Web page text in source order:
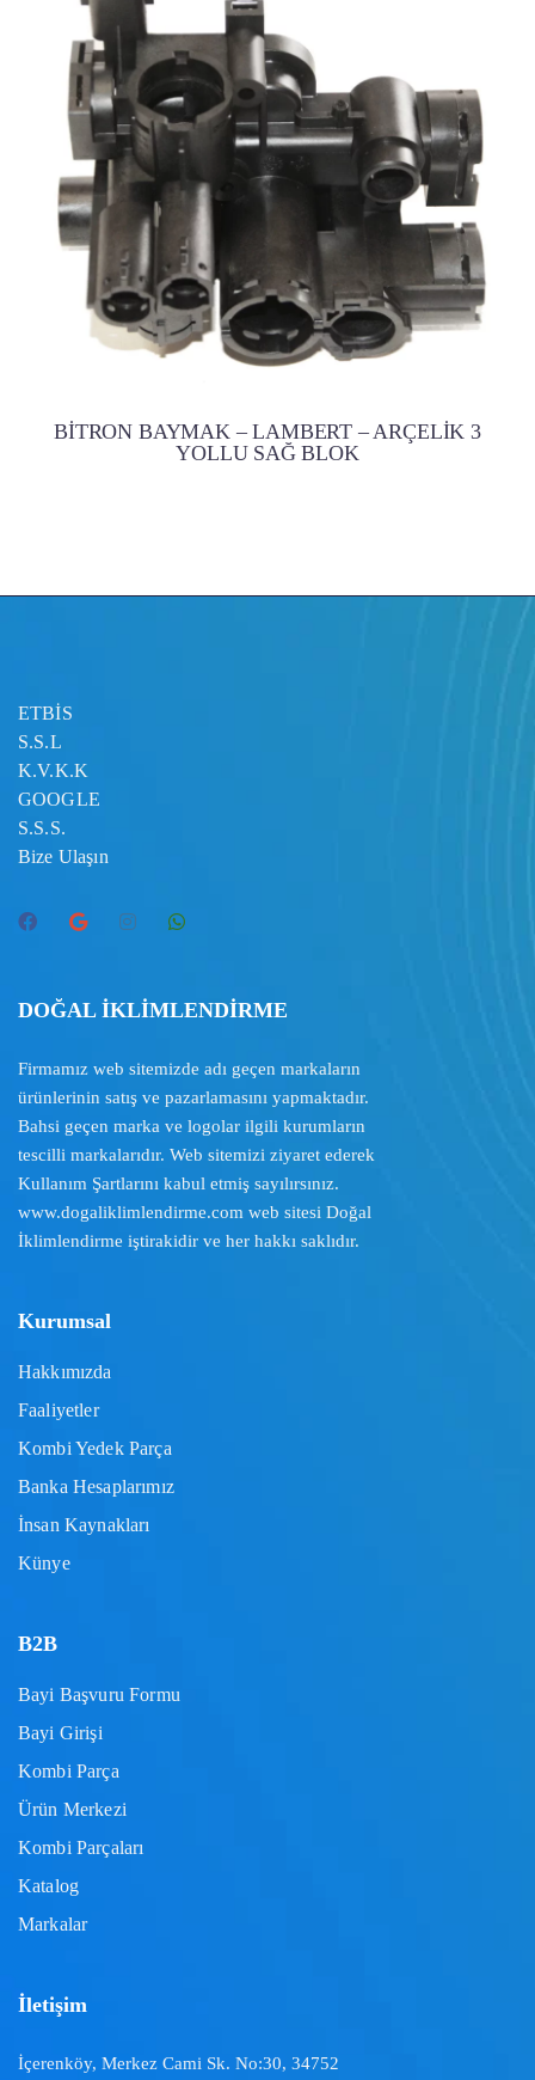
BİTRON BAYMAK – LAMBERT – ARÇELİK 3
YOLLU SAĞ BLOK
ETBİS
S.S.L
K.V.K.K
GOOGLE
S.S.S.
Bize Ulaşın
DOĞAL İKLİMLENDİRME
Firmamız web sitemizde adı geçen markaların
ürünlerinin satış ve pazarlamasını yapmaktadır.
Bahsi geçen marka ve logolar ilgili kurumların
tescilli markalarıdır. Web sitemizi ziyaret ederek
Kullanım Şartlarını kabul etmiş sayılırsınız.
www.dogaliklimlendirme.com web sitesi Doğal
İklimlendirme iştirakidir ve her hakkı saklıdır.
Kurumsal
Hakkımızda
Faaliyetler
Kombi Yedek Parça
Banka Hesaplarımız
İnsan Kaynakları
Künye
B2B
Bayi Başvuru Formu
Bayi Girişi
Kombi Parça
Ürün Merkezi
Kombi Parçaları
Katalog
Markalar
İletişim
İçerenköy, Merkez Cami Sk. No:30, 34752